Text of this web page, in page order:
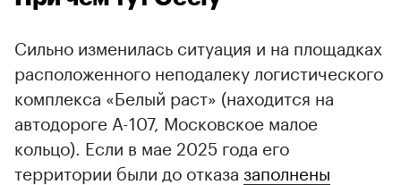
Сильно изменилась ситуация и на площадках
расположенного неподалеку логистического
комплекса «Белый раст» (находится на
автодороге А-107, Московское малое
кольцо). Если в мае 2025 года его
территории были до отказа заполнены